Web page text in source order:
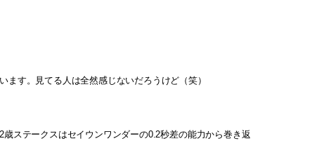
す。見てる人は全然感じないだろうけど（笑）
ステークスはセイウンワンダーの0.2秒差の能力から巻き返